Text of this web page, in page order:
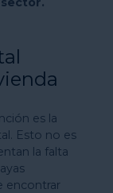
es la
Esto no es
la falta
encontrar